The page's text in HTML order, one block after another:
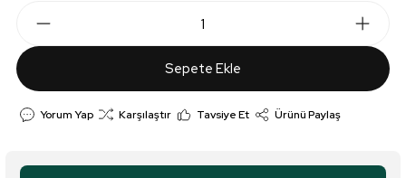
Sepete Ekle
Yorum Yap Karşılaştır Tavsiye Et Ürünü Paylaş